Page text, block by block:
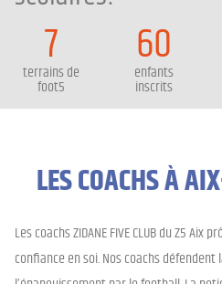
7
terrains de
foot5
60
enfants
inscrits
LES COACHS À
Les coachs ZIDANE FIVE CLUB du Z5
confiance en soi. Nos coachs